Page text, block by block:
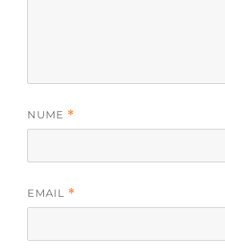
NUME *
EMAIL *